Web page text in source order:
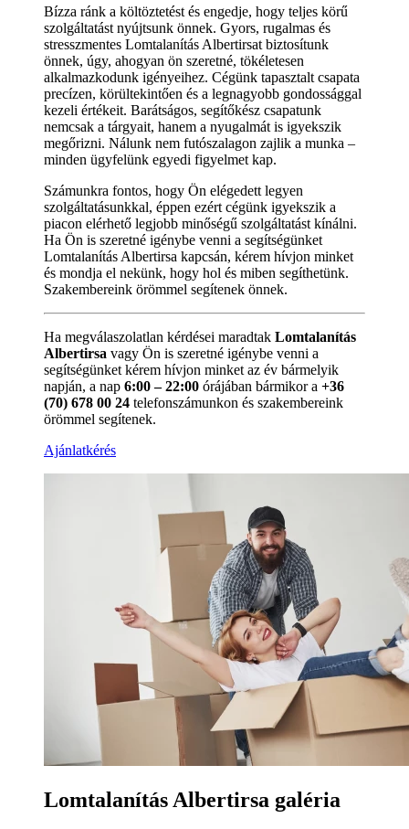
Bízza ránk a költöztetést és engedje, hogy teljes körű
szolgáltatást nyújtsunk önnek. Gyors, rugalmas és
stresszmentes Lomtalanítás Albertirsat biztosítunk
önnek, úgy, ahogyan ön szeretné, tökéletesen
alkalmazkodunk igényeihez. Cégünk tapasztalt csapata
precízen, körültekintően és a legnagyobb gondossággal
kezeli értékeit. Barátságos, segítőkész csapatunk
nemcsak a tárgyait, hanem a nyugalmát is igyekszik
megőrizni. Nálunk nem futószalagon zajlik a munka –
minden ügyfelünk egyedi figyelmet kap.
Számunkra fontos, hogy Ön elégedett legyen
szolgáltatásunkkal, éppen ezért cégünk igyekszik a
piacon elérhető legjobb minőségű szolgáltatást kínálni.
Ha Ön is szeretné igénybe venni a segítségünket
Lomtalanítás Albertirsa kapcsán, kérem hívjon minket
és mondja el nekünk, hogy hol és miben segíthetünk.
Szakembereink örömmel segítenek önnek.
Ha megválaszolatlan kérdései maradtak Lomtalanítás
Albertirsa vagy Ön is szeretné igénybe venni a
segítségünket kérem hívjon minket az év bármelyik
napján, a nap 6:00 – 22:00 órájában bármikor a +36
(70) 678 00 24 telefonszámunkon és szakembereink
örömmel segítenek.
Ajánlatkérés
Lomtalanítás Albertirsa galéria